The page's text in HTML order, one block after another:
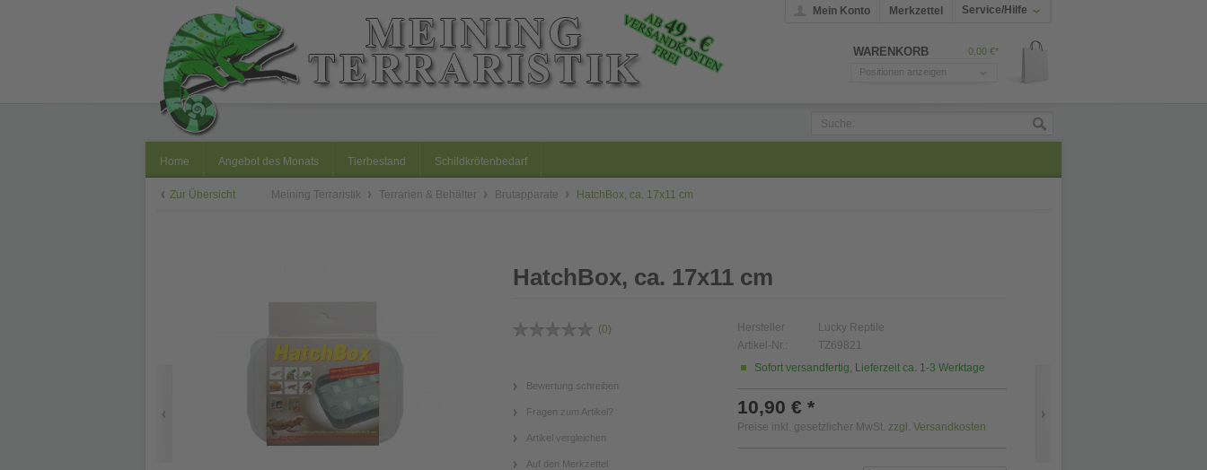
Mein Konto Merkzettel Service/Hilfe
WARENKORB
0,00 €*
Positionen anzeigen
Home Angebot des Monats Tierbestand Schildkrötenbedarf
Zur Übersicht Meining Terraristik Terrarien & Behälter Brutapparate HatchBox, ca. 17x11 cm
HatchBox, ca. 17x11 cm
(0)
Bewertung schreiben
Fragen zum Artikel?
Artikel vergleichen
Auf den Merkzettel
Hersteller
Lucky Reptile
Artikel-Nr.:
TZ69821
Sofort versandfertig, Lieferzeit ca. 1-3 Werktage
10,90 € *
Preise inkl. gesetzlicher MwSt. zzgl. Versandkosten